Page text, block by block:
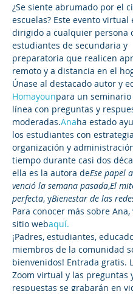
¿Se siente abrumado por el
escuelas? Este evento virtual
dirigido a cualquier persona
estudiantes de secundaria y
preparatoria que realicen
remoto y a distancia en el
Únase al destacado autor y
Homayounpara un seminario
línea con preguntas y
moderadas.Anaha estado
los estudiantes con
organización y
tiempo durante casi dos
ella es la autora deEse papel
venció la semana pasada,El
perfecta, yBienestar de las
Para conocer más sobre
sitio webaquí.
¡Padres, estudiantes,
miembros de la comunidad
bienvenidos! Entrada gratis.
Zoom virtual y las preguntas
respuestas se grabarán en